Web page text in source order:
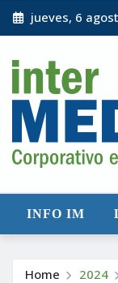
Skip
to
jueves, 6
INFO IM
Home 2024